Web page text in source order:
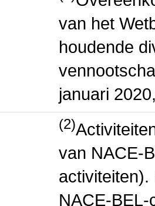
van het
houdende
januari
(2)
van NACE-
NACE-